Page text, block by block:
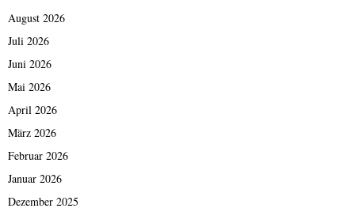
August 2026
Juli 2026
Juni 2026
Mai 2026
April 2026
März 2026
Februar 2026
Januar 2026
Dezember 2025